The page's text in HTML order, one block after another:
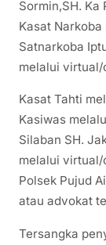
Sormin,SH. Ka
Kasat
Satnarkoba
melalui virtual/
Kasat Tahti
Kasiwas
Silaban SH.
melalui virtual/
Polsek Pujud
atau advokat
Tersangka